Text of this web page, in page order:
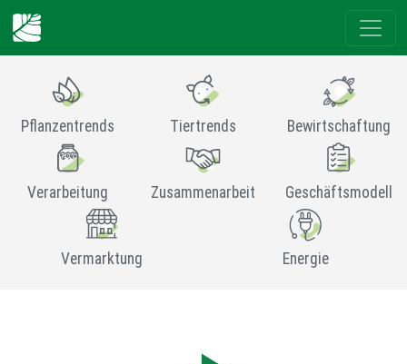
Pflanzentrends Tiertrends Bewirtschaftung
Verarbeitung Zusammenarbeit Geschäftsmodell
Vermarktung Energie